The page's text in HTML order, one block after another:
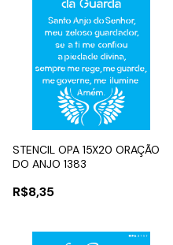
STENCIL OPA 15X20 ORAÇÃO
DO ANJO 1383
R$8,35